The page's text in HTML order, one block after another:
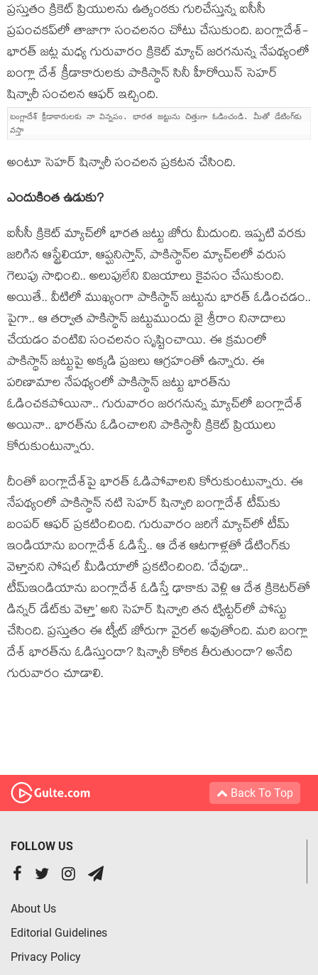
ప్ర‌స్తుతం క్రికెట్ ప్రియుల‌ను ఉత్కంఠ‌కు గురిచేస్తున్న ఐసీసీ
ప్ర‌పంచ‌క‌ప్‌లో తాజాగా సంచ‌ల‌నం చోటు చేసుకుంది. బంగ్లాదేశ్‌-
భార‌త్ జ‌ట్ల మ‌ధ్య గురువారం క్రికెట్ మ్యాచ్ జ‌ర‌గ‌నున్న నేప‌థ్యంలో
బంగ్లా దేశ్ క్రీడాకారుల‌కు పాకిస్థాన్ సినీ హీరోయిన్ సెహ‌ర్
షిన్వారీ సంచ‌ల‌న ఆఫ‌ర్ ఇచ్చింది.
బంగ్లాదేశ్ క్రీడాకారుల‌కు నా విన్న‌పం. భార‌త జ‌ట్టును చిత్తుగా ఓడించండి. మీతో డేటింగ్‌కు
వ‌స్తా
అంటూ సెహ‌ర్ షిన్వారీ సంచ‌ల‌న ప్ర‌క‌ట‌న చేసింది.
ఎందుకింత ఉడుకు?
ఐసీసీ క్రికెట్ మ్యాచ్‌లో భార‌త జ‌ట్టు జోరు మీదుంది. ఇప్ప‌టి వ‌ర‌కు
జ‌రిగిన ఆస్ట్రేలియా, ఆప్ఘనిస్తాన్, పాకిస్థాన్‌ల మ్యాచ్‌ల‌లో వ‌రుస
గెలుపు సాధించి.. అలుపులేని విజయాలు కైవ‌సం చేసుకుంది.
అయితే.. వీటిలో ముఖ్యంగా పాకిస్థాన్ జ‌ట్టును భార‌త్ ఓడించ‌డం..
పైగా.. ఆ త‌ర్వాత పాకిస్థాన్ జ‌ట్టుముందు జై శ్రీరాం నినాదాలు
చేయ‌డం వంటివి సంచ‌ల‌నం సృష్టించాయి. ఈ క్ర‌మంలో
పాకిస్థాన్ జ‌ట్టుపై అక్క‌డి ప్ర‌జ‌లు ఆగ్ర‌హంతో ఉన్నారు. ఈ
ప‌రిణామాల నేప‌థ్యంలో పాకిస్థాన్ జ‌ట్టు భార‌త్‌ను
ఓడించ‌క‌పోయినా.. గురువారం జ‌ర‌గ‌నున్న మ్యాచ్‌లో బంగ్లాదేశ్
అయినా.. భార‌త్‌ను ఓడించాల‌ని పాకిస్థానీ క్రికెట్ ప్రియులు
కోరుకుంటున్నారు.
దీంతో బంగ్లాదేశ్‌పై భారత్ ఓడిపోవాలని కోరుకుంటున్నారు. ఈ
నేపథ్యంలో పాకిస్థాన్‌ నటి సెహర్ షిన్వారి బంగ్లాదేశ్ టీమ్‌కు
బంపర్ ఆఫర్ ప్రకటించింది. గురువారం జరిగే మ్యాచ్‌లో టీమ్
ఇండియాను బంగ్లాదేశ్ ఓడిస్తే.. ఆ దేశ ఆటగాళ్ల‌తో డేటింగ్‌కు
వెళ్తానని సోషల్‌ మీడియాలో ప్రకటించింది. ‘దేవుడా..
టీమ్‌ఇండియాను బంగ్లాదేశ్ ఓడిస్తే ఢాకాకు వెళ్లి ఆ దేశ క్రికెటర్‌తో
డిన్నర్‌ డేట్‌కు వెళ్తా’ అని సెహర్ షిన్వారి తన ట్విట్టర్‌లో పోస్టు
చేసింది. ప్ర‌స్తుతం ఈ ట్వీట్ జోరుగా వైర‌ల్ అవుతోంది. మ‌రి బంగ్లా
దేశ్ భార‌త్‌ను ఓడిస్తుందా? షిన్వారీ కోరిక తీరుతుందా? అనేది
గురువారం చూడాలి.
Back To Top
FOLLOW US
About Us
Editorial Guidelines
Privacy Policy